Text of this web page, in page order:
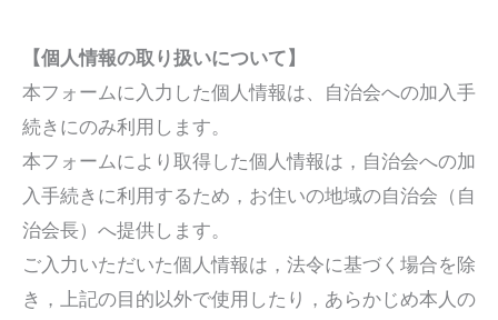
【個人情報の取り扱いについて】
本フォームに入力した個人情報は、自治会への加入手
続きにのみ利用します。
本フォームにより取得した個人情報は，自治会への加
入手続きに利用するため，お住いの地域の自治会（自
治会長）へ提供します。
ご入力いただいた個人情報は，法令に基づく場合を除
き，上記の目的以外で使用したり，あらかじめ本人の